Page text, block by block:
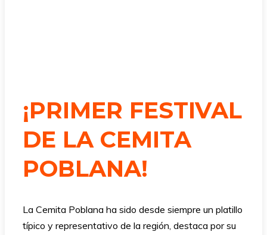
¡PRIMER FESTIVAL
DE LA CEMITA
POBLANA!
La Cemita Poblana ha sido desde siempre un platillo
típico y representativo de la región, destaca por su